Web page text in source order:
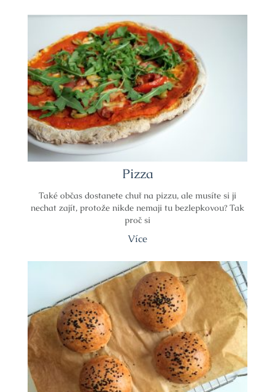
Pizza
Také občas dostanete chuť na pizzu, ale musíte si ji
nechat zajít, protože nikde nemaji tu bezlepkovou? Tak
proč si
Více